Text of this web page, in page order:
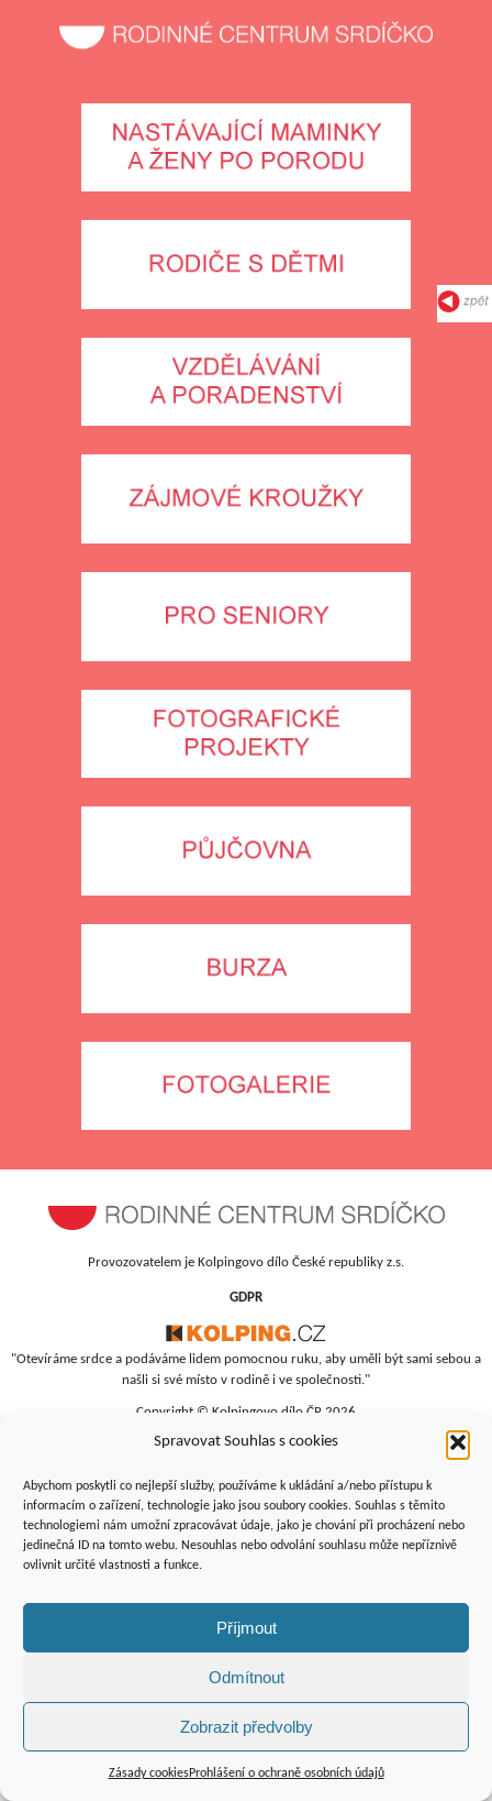
Spravovat Souhlas s cookies
Abychom poskytli co nejlepší služby, používáme k ukládání a/nebo přístupu k
informacím o zařízení, technologie jako jsou soubory cookies. Souhlas s těmito
technologiemi nám umožní zpracovávat údaje, jako je chování při procházení nebo
jedinečná ID na tomto webu. Nesouhlas nebo odvolání souhlasu může nepříznivě
ovlivnit určité vlastnosti a funkce.
Příjmout
Odmítnout
Zobrazit předvolby
Zásady cookiesProhlášení o ochraně osobních údajů
Provozovatelem je Kolpingovo dílo České republiky z.s.
GDPR
"Otevíráme srdce a podáváme lidem pomocnou ruku, aby uměli být sami sebou a
našli si své místo v rodině i ve společnosti."
Copyright © Kolpingovo dílo ČR 2026
Studentská 4
budova polikliniky, 4. patro
Žďár nad Sázavou, 591 01
+420 566 690 135
srdicko@kolping.cz